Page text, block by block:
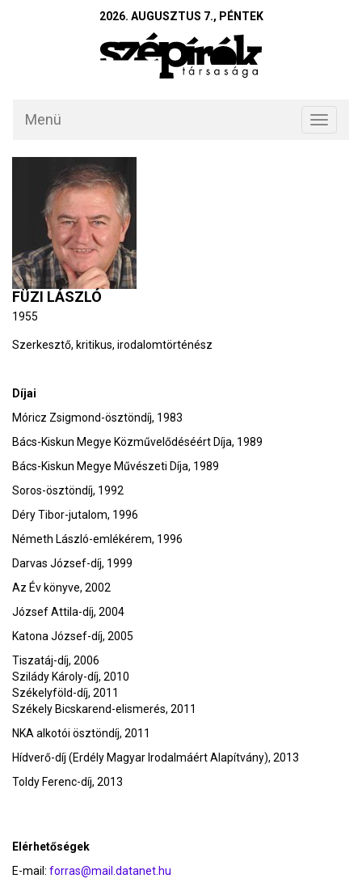
2026. AUGUSZTUS 7., PÉNTEK
Toggle
Menü
FÜZI LÁSZLÓ
1955
Szerkesztő, kritikus, irodalomtörténész
Díjai
Móricz Zsigmond-ösztöndíj, 1983
Bács-Kiskun Megye Közművelődéséért Díja, 1989
Bács-Kiskun Megye Művészeti Díja, 1989
Soros-ösztöndíj, 1992
Déry Tibor-jutalom, 1996
Németh László-emlékérem, 1996
Darvas József-díj, 1999
Az Év könyve, 2002
József Attila-díj, 2004
Katona József-díj, 2005
Tiszatáj-díj, 2006
Szilády Károly-díj, 2010
Székelyföld-díj, 2011
Székely Bicskarend-elismerés, 2011
NKA alkotói ösztöndíj, 2011
Hídverő-díj (Erdély Magyar Irodalmáért Alapítvány), 2013
Toldy Ferenc-díj, 2013
Elérhetőségek
E-mail: forras@mail.datanet.hu